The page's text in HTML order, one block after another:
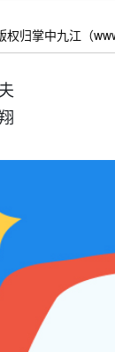
权归掌中九江（